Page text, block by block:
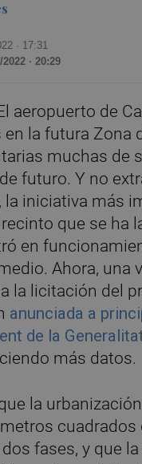
· 17:31
· 20:29
aeropuerto de
la futura Zona
muchas de
futuro. Y no
la iniciativa más
que se ha
en
Ahora, una
la licitación del
anunciada a
de la
más datos.
la
cuadrados
fases, y que